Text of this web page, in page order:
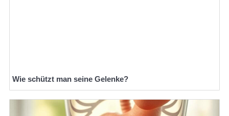
Wie schützt man seine Gelenke?